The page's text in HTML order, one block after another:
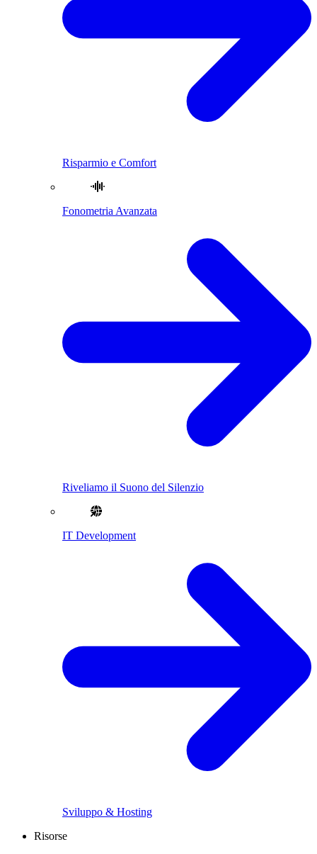
Risparmio e Comfort
Fonometria Avanzata
Riveliamo il Suono del Silenzio
IT Development
Sviluppo & Hosting
Risorse